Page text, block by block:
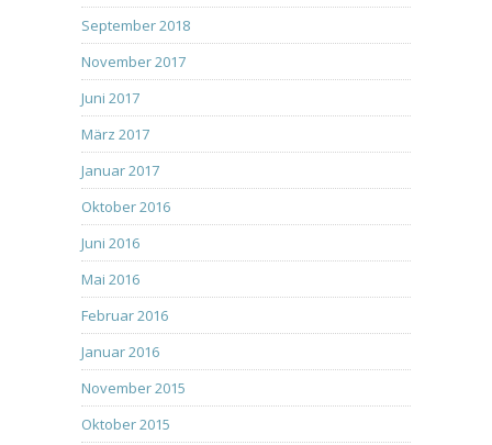
September 2018
November 2017
Juni 2017
März 2017
Januar 2017
Oktober 2016
Juni 2016
Mai 2016
Februar 2016
Januar 2016
November 2015
Oktober 2015